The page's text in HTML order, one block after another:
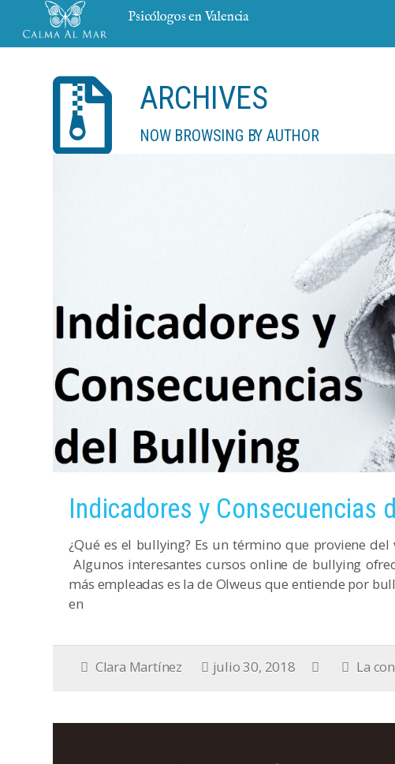
Psicólogos en Valencia
ARCHIVES
NOW BROWSING BY AUTHOR
Indicadores y Consecuencias
¿Qué es el bullying? Es un término que proviene
Algunos interesantes cursos online de bullying
más empleadas es la de Olweus que entiende por
en
Clara Martínez julio 30, 2018 La